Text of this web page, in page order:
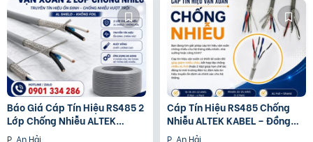
Báo Giá Cáp Tín Hiệu RS485 2
Lớp Chống Nhiễu ALTEK
KABEL | Đồng Nguyên Chất
P. An Hải
Cáp Tín Hiệu RS485 Chống
Nhiễu ALTEK KABEL – Đồng
Nguyên Chất 100%, Truyền
P. An Hải